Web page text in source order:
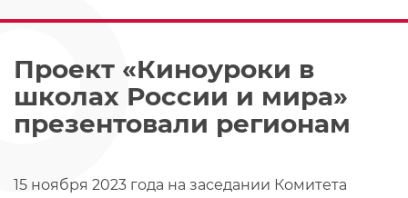
Проект «Киноуроки в
школах России и мира»
презентовали регионам
15 ноября 2023 года на заседании Комитета